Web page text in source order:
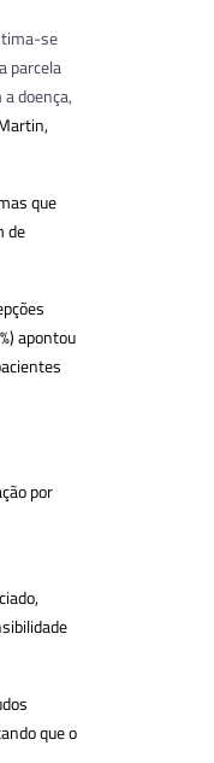
se
parcela
doença,
que
de
apontou
por
que o